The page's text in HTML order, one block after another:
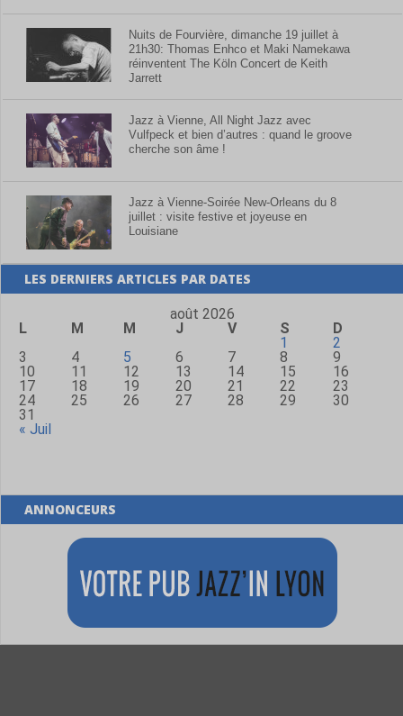
Nuits de Fourvière, dimanche 19 juillet à
21h30: Thomas Enhco et Maki Namekawa
réinventent The Köln Concert de Keith
Jarrett
Jazz à Vienne, All Night Jazz avec
Vulfpeck et bien d’autres : quand le groove
cherche son âme !
Jazz à Vienne-Soirée New-Orleans du 8
juillet : visite festive et joyeuse en
Louisiane
LES DERNIERS ARTICLES PAR DATES
août 2026
L
M M J V S
D
1
2
3
4 5 6 7 8
9
10
11 12 13 14 15
16
17
18 19 20 21 22
23
24
25 26 27 28 29
30
31
« Juil
ANNONCEURS